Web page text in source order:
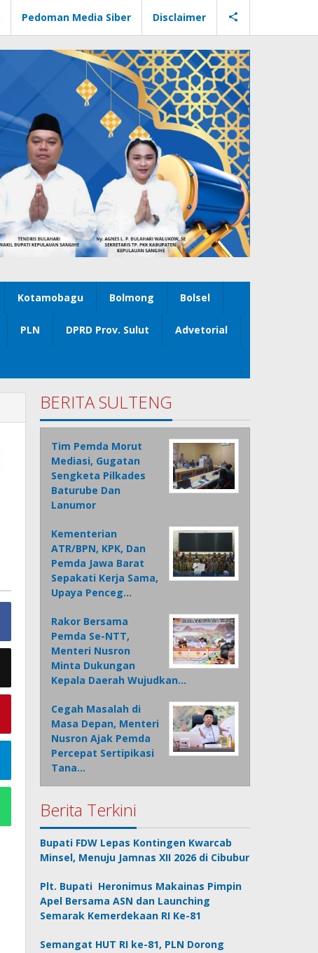
Pedoman Media Siber Disclaimer
Kotamobagu Bolmong Bolsel
PLN DPRD Prov. Sulut Advetorial
BERITA SULTENG
Tim Pemda Morut
Mediasi, Gugatan
Sengketa Pilkades
Baturube Dan
Lanumor
Kementerian
ATR/BPN, KPK, Dan
Pemda Jawa Barat
Sepakati Kerja Sama,
Upaya Penceg…
Rakor Bersama
Pemda Se-NTT,
Menteri Nusron
Minta Dukungan
Kepala Daerah Wujudkan…
Cegah Masalah di
Masa Depan, Menteri
Nusron Ajak Pemda
Percepat Sertipikasi
Tana…
Berita Terkini
Bupati FDW Lepas Kontingen Kwarcab
Minsel, Menuju Jamnas XII 2026 di Cibubur
Plt. Bupati Heronimus Makainas Pimpin
Apel Bersama ASN dan Launching
Semarak Kemerdekaan RI Ke-81
Semangat HUT RI ke-81, PLN Dorong